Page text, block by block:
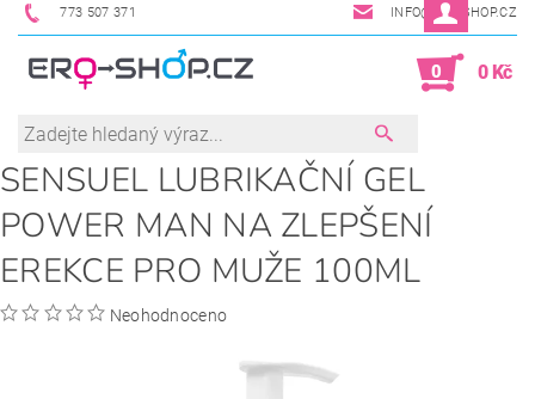
773 507 371 INFO@ERO-SHOP.CZ
0 0 Kč
SENSUEL LUBRIKAČNÍ GEL
POWER MAN NA ZLEPŠENÍ
EREKCE PRO MUŽE 100ML
Neohodnoceno